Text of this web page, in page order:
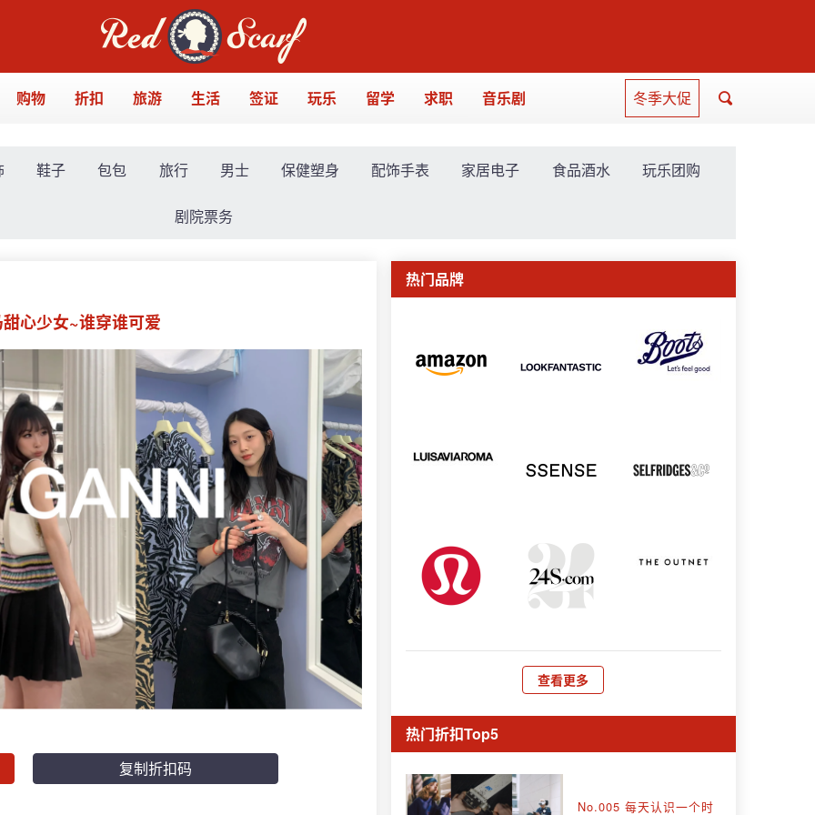
购物 折扣 旅游 生活 签证 玩乐 留学 求职 音乐剧 冬季大促
鞋子 包包 旅行 男士 保健塑身 配饰手表 家居电子 食品酒水 玩乐团购
剧院票务
心少女~谁穿谁可爱
复制折扣码
热门品牌
查看更多
热门折扣Top5
No.005 每天认识一个时